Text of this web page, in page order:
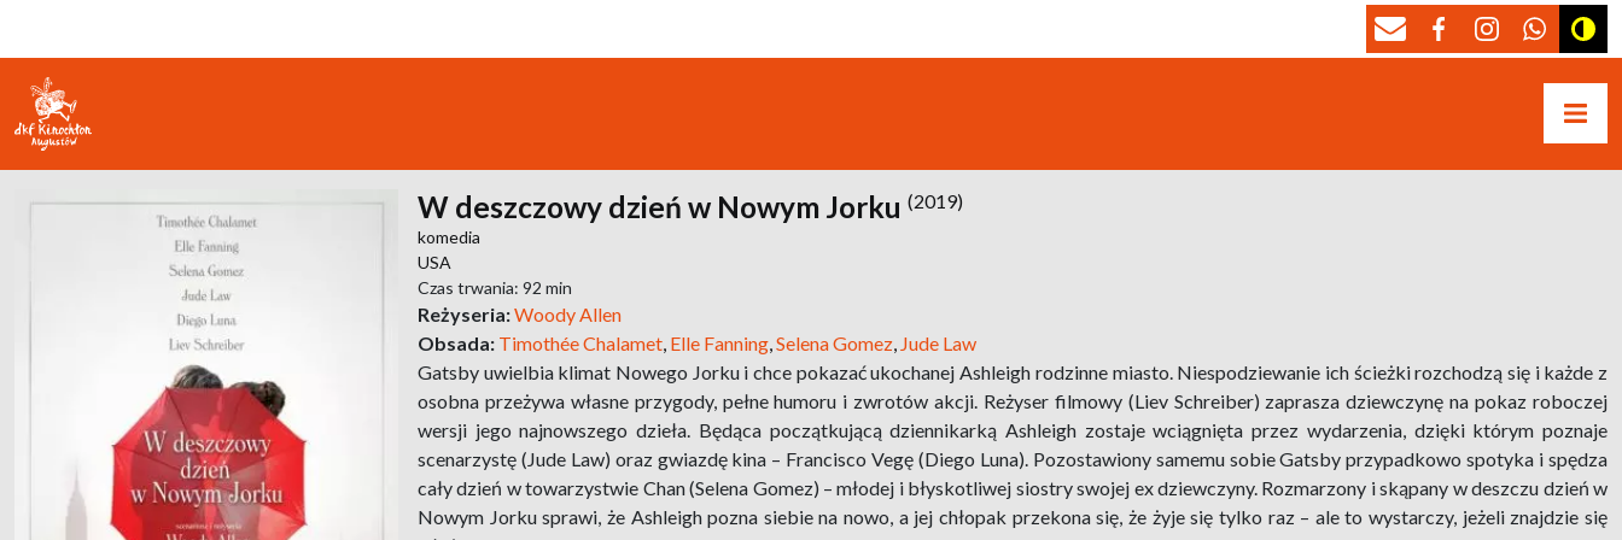
W deszczowy dzień w Nowym Jorku (2019)
komedia
USA
Czas trwania: 92 min
Reżyseria:Woody Allen
Obsada: Timothée Chalamet Elle Fanning Selena Gomez Jude Law
Gatsby uwielbia klimat Nowego Jorku i chce pokazać ukochanej Ashleigh rodzinne miasto. Niespodziewanie ich ścieżki rozchodzą się i każde z
osobna przeżywa własne przygody, pełne humoru i zwrotów akcji. Reżyser filmowy (Liev Schreiber) zaprasza dziewczynę na pokaz roboczej
wersji jego najnowszego dzieła. Będąca początkującą dziennikarką Ashleigh zostaje wciągnięta przez wydarzenia, dzięki którym poznaje
scenarzystę (Jude Law) oraz gwiazdę kina – Francisco Vegę (Diego Luna). Pozostawiony samemu sobie Gatsby przypadkowo spotyka i spędza
cały dzień w towarzystwie Chan (Selena Gomez) – młodej i błyskotliwej siostry swojej ex dziewczyny. Rozmarzony i skąpany w deszczu dzień w
Nowym Jorku sprawi, że Ashleigh pozna siebie na nowo, a jej chłopak przekona się, że żyje się tylko raz – ale to wystarczy, jeżeli znajdzie się